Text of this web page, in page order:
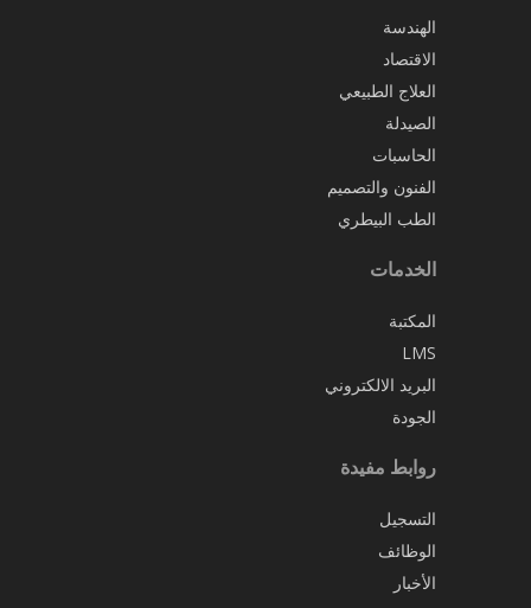
الهندسة
الاقتصاد
العلاج الطبيعي
الصيدلة
الحاسبات
الفنون والتصميم
الطب البيطري
الخدمات
المكتبة
LMS
البريد الالكتروني
الجودة
روابط مفيدة
التسجيل
الوظائف
الأخبار